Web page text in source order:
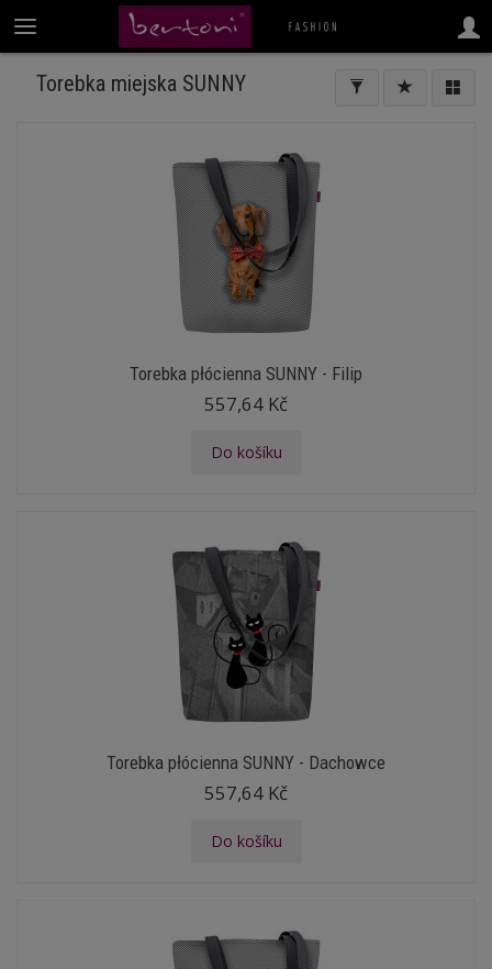
Torebka miejska SUNNY
Torebka płócienna SUNNY - Filip
557,64 Kč
Do košíku
Torebka płócienna SUNNY - Dachowce
557,64 Kč
Do košíku